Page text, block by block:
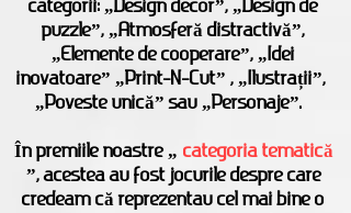
categorii: „Design decor”, „Design de
puzzle”, „Atmosferă distractivă”,
„Elemente de cooperare”, „Idei
inovatoare” „Print-N-Cut” , „Ilustrații”,
„Poveste unică” sau „Personaje”.
În premiile noastre „ categoria tematică
”, acestea au fost jocurile despre care
credeam că reprezentau cel mai bine o